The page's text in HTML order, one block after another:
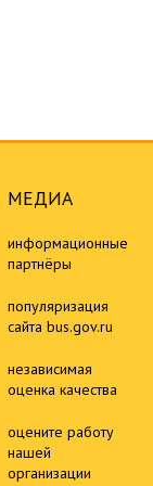
МЕДИА
информационные
партнёры
популяризация
сайта bus.gov.ru
независимая
оценка качества
оцените работу
нашей
организации